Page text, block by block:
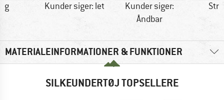
g Kunder siger: let
Kunder siger:
Åndbar
MATERIALEINFORMATIONER & FUNKTIONER
SILKEUNDERTØJ TOPSELLERE